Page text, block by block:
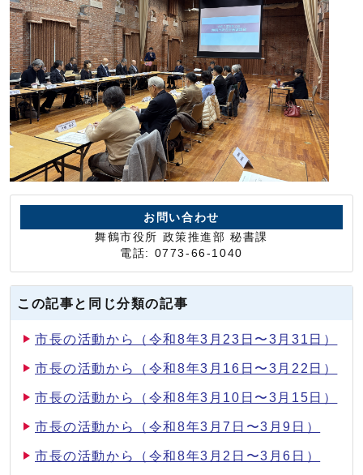
お問い合わせ
舞鶴市役所 政策推進部 秘書課
電話: 0773-66-1040
この記事と同じ分類の記事
市長の活動から（令和8年3月23日〜3月31日）
市長の活動から（令和8年3月16日〜3月22日）
市長の活動から（令和8年3月10日〜3月15日）
市長の活動から（令和8年3月7日〜3月9日）
市長の活動から（令和8年3月2日〜3月6日）